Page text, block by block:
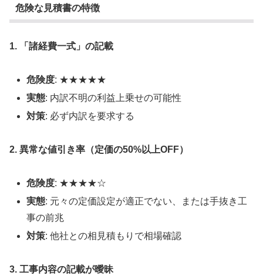
危険な見積書の特徴
1. 「諸経費一式」の記載
危険度: ★★★★★
実態: 内訳不明の利益上乗せの可能性
対策: 必ず内訳を要求する
2. 異常な値引き率（定価の50%以上OFF）
危険度: ★★★★☆
実態: 元々の定価設定が適正でない、または手抜き工
事の前兆
対策: 他社との相見積もりで相場確認
3. 工事内容の記載が曖昧